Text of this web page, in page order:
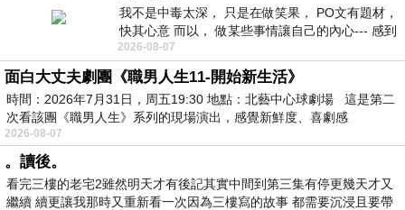
我不是中毒太深， 只是在做笑果， PO文有題材，
快其心意 而以， 做某些事情讓自己的內心--- 感到
愉快。
2026-08-07
面白大丈夫劇團《職男人生11-開始新生活》
時間：2026年7月31日，周五19:30 地點：北藝中心球劇場 這是第二
次看該團《職男人生》系列的現場演出，感覺新鮮度、喜劇感
2026-08-07
。讀後。
看完三樓的老宅2雖然明天才有後記其實中間到第三集有停更幾天才又
繼續 續更讓我那時又重新看一次因為三樓寫的故事 都需要沉浸且要帶